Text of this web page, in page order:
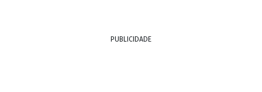
PUBLICIDADE